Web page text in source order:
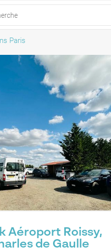
Paris
Aéroport Roissy,
de Gaulle